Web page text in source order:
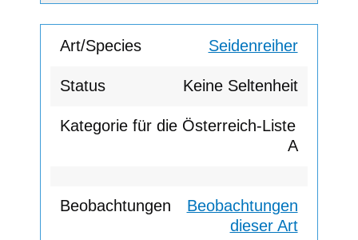
Seidenreiher
Keine Seltenheit
A
Beobachtungen
dieser Art